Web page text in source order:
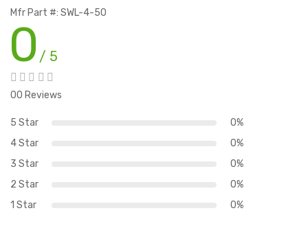
Mfr Part #: SWL-4-50
0 / 5
00 Reviews
5 Star
0%
4 Star
0%
3 Star
0%
2 Star
0%
1 Star
0%